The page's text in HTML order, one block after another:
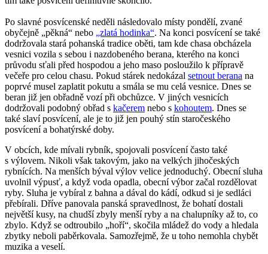
Po slavné posvícenské neděli následovalo místy pondělí, zvané
obyčejně „pěkná“ nebo „zlatá hodinka“. Na konci posvícení se také
dodržovala stará pohanská tradice oběti, tam kde chasa obcházela
vesnici vozila s sebou i nazdobeného berana, kterého na konci
průvodu sťali před hospodou a jeho maso posloužilo k přípravě
večeře pro celou chasu. Pokud stárek nedokázal setnout berana na
poprvé musel zaplatit pokutu a smála se mu celá vesnice. Dnes se
beran již jen obřadně vozí při obchůzce. V jiných vesnicích
dodržovali podobný obřad s kačerem nebo s kohoutem. Dnes se
také slaví posvícení, ale je to již jen pouhý stín staročeského
posvícení a bohatýrské doby.
V obcích, kde mívali rybník, spojovali posvícení často také
s výlovem. Nikoli však takovým, jako na velkých jihočeských
rybnících. Na menších býval výlov velice jednoduchý. Obecní sluha
uvolnil výpusť, a když voda opadla, obecní výbor začal rozdělovat
ryby. Sluha je vybíral z bahna a dával do kádí, odkud si je sedláci
přebírali. Dříve panovala panská spravedlnost, že bohatí dostali
největší kusy, na chudší zbyly menší ryby a na chalupníky až to, co
zbylo. Když se odtroubilo „hoří“, skočila mládež do vody a hledala
zbytky neboli paběrkovala. Samozřejmě, že u toho nemohla chybět
muzika a veselí.